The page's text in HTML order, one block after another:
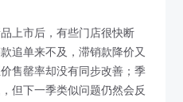
上市后，有些门店很快断
追单来不及，滞销款降价又
售罄率却没有同步改善；季
但下一季类似问题仍然会反